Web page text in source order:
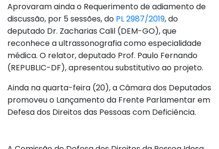
Aprovaram ainda o Requerimento de adiamento de
discussão, por 5 sessões, do PL 2987/2019, do
deputado Dr. Zacharias Calil (DEM-GO), que
reconhece a ultrassonografia como especialidade
médica. O relator, deputado Prof. Paulo Fernando
(REPUBLIC-DF), apresentou substitutivo ao projeto.
Ainda na quarta-feira (20), a Câmara dos Deputados
promoveu o Lançamento da Frente Parlamentar em
Defesa dos Direitos das Pessoas com Deficiência.